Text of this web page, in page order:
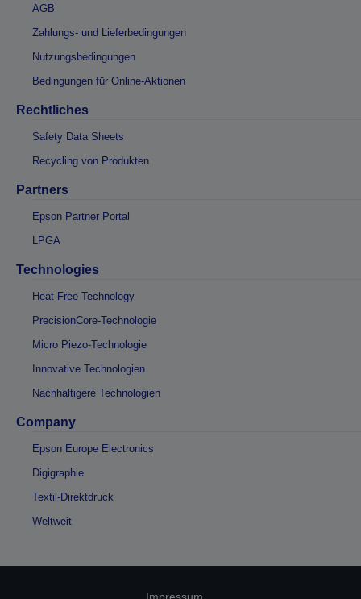
AGB
Zahlungs- und Lieferbedingungen
Nutzungsbedingungen
Bedingungen für Online-Aktionen
Rechtliches
Safety Data Sheets
Recycling von Produkten
Partners
Epson Partner Portal
LPGA
Technologies
Heat-Free Technology
PrecisionCore-Technologie
Micro Piezo-Technologie
Innovative Technologien
Nachhaltigere Technologien
Company
Epson Europe Electronics
Digigraphie
Textil-Direktdruck
Weltweit
Impressum